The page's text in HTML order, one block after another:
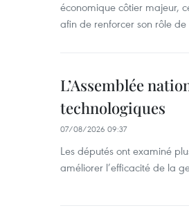
économique côtier majeur,
afin de renforcer son rôle
L’Assemblée
technologiques
07/08/2026 09:37
Les députés ont examiné
améliorer l’efficacité de la